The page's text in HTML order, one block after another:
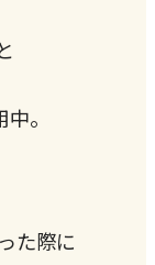
。
た際に